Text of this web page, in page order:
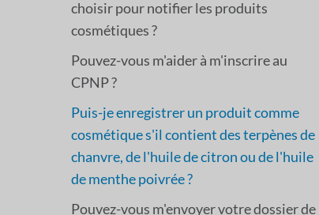
choisir pour notifier les produits
cosmétiques ?
Pouvez-vous m'aider à m'inscrire au
CPNP ?
Puis-je enregistrer un produit comme
cosmétique s'il contient des terpènes de
chanvre, de l'huile de citron ou de l'huile
de menthe poivrée ?
Pouvez-vous m'envoyer votre dossier de